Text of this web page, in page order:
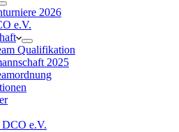
2026
e.V.
Qualifikation
2025
DCO e.V.